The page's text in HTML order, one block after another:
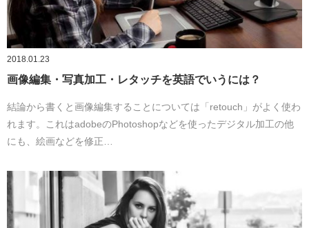
2018.01.23
画像編集・写真加工・レタッチを英語でいうには？
結論から書くと画像編集することについては「retouch」がよく使わ
れます。これはadobeのPhotoshopなどを使ったデジタル加工の他
にも、絵画などを修正…